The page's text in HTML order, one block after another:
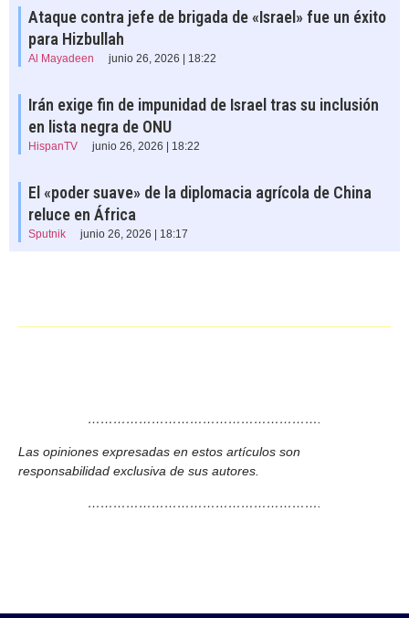
Ataque contra jefe de brigada de «Israel» fue un éxito
para Hizbullah
Al Mayadeen junio 26, 2026 | 18:22
Irán exige fin de impunidad de Israel tras su inclusión
en lista negra de ONU
HispanTV junio 26, 2026 | 18:22
El «poder suave» de la diplomacia agrícola de China
reluce en África
Sputnik junio 26, 2026 | 18:17
……………………………………………….
Las opiniones expresadas en estos artículos son
responsabilidad exclusiva de sus autores.
……………………………………………….